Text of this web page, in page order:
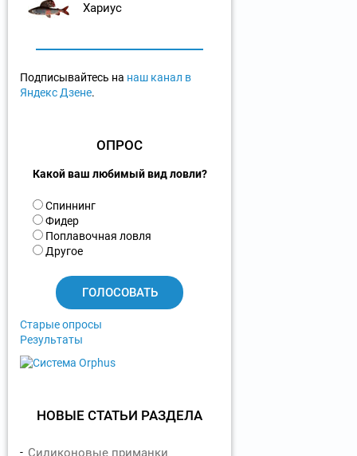
Хариус
Подписывайтесь на наш канал в
Яндекс Дзене.
ОПРОС
Какой ваш любимый вид ловли?
В
а
р
и
Спиннинг
Фидер
Поплавочная ловля
Другое
Старые опросы
Результаты
НОВЫЕ СТАТЬИ РАЗДЕЛА
Силиконовые приманки